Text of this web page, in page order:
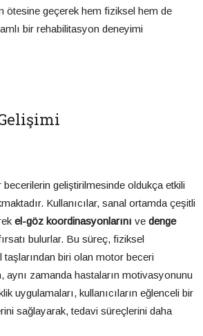
ötesine geçerek hem fiziksel hem de
bir rehabilitasyon deneyimi
becerilerin geliştirilmesinde oldukça etkili
Kullanıcılar, sanal ortamda çeşitli
el-göz koordinasyonlarını ve denge
bulurlar. Bu süreç, fiziksel
taşlarından biri olan motor beceri
aynı zamanda hastaların motivasyonunu
uygulamaları, kullanıcıların eğlenceli bir
sağlayarak, tedavi süreçlerini daha